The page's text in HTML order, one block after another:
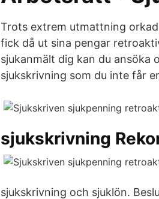
Trots extrem utmattning
fick då ut sina pengar
sjukanmält dig kan du ansöka
sjukskrivning som du inte får
sjukskrivning
sjukskrivning och sjuklön.